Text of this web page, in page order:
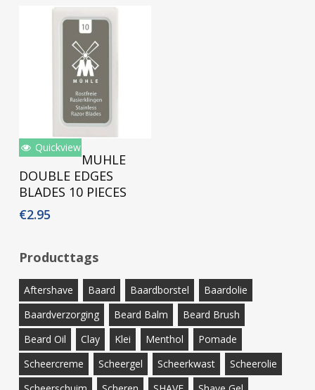
Toevoegen Aan
Winkelwagen
Quickview
MUHLE
DOUBLE EDGES
BLADES 10 PIECES
€2.95
Producttags
Aftershave Baard Baardborstel
Baardolie
Baardverzorging
Beard Balm
Beard Brush
Beard Oil
Clay Klei Menthol
Pomade
Scheercreme
Scheergel Scheerkwast
Scheerolie